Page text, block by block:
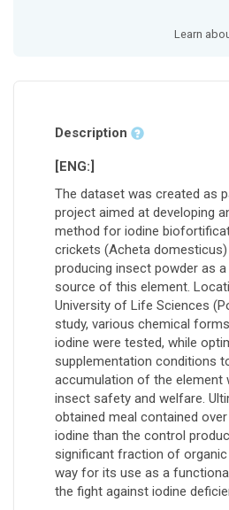
Learn
Description
[ENG:]
The dataset was created as
project aimed at developing
method for iodine
crickets (Acheta
producing insect powder as
source of this element.
University of Life Sciences
study, various chemical
iodine were tested, while
supplementation conditions
accumulation of the element
insect safety and welfare.
obtained meal contained
iodine than the control
significant fraction of
way for its use as a
the fight against iodine